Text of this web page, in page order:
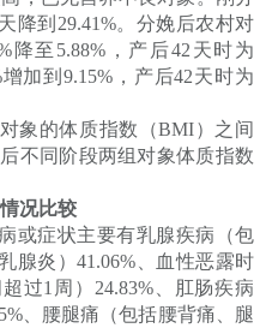
降到29.41%。分娩后农村对
降至5.88%，产后42天时为
加到9.15%，产后42天时为
象的体质指数（BMI）之间
不同阶段两组对象体质指数
况比较
或症状主要有乳腺疾病（包
腺炎）41.06%、血性恶露时
过1周）24.83%、肛肠疾病
、腰腿痛（包括腰背痛、腿